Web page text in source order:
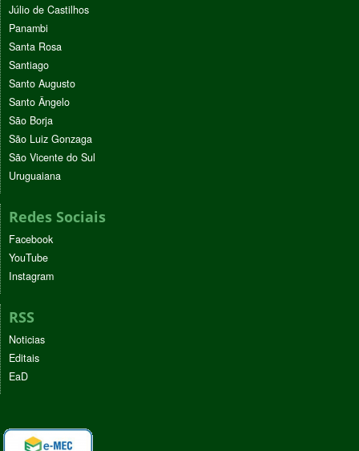
Júlio de Castilhos
Panambi
Santa Rosa
Santiago
Santo Augusto
Santo Ângelo
São Borja
São Luiz Gonzaga
São Vicente do Sul
Uruguaiana
Redes Sociais
Facebook
YouTube
Instagram
RSS
Noticias
Editais
EaD